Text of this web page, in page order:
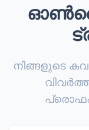
നിങ്ങളുടെ